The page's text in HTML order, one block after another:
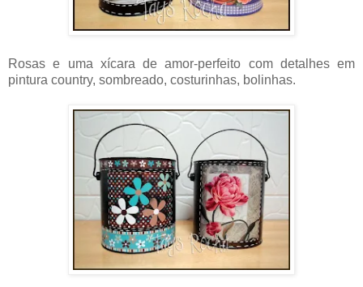
Rosas e uma xícara de amor-perfeito com detalhes em
pintura country, sombreado, costurinhas, bolinhas.